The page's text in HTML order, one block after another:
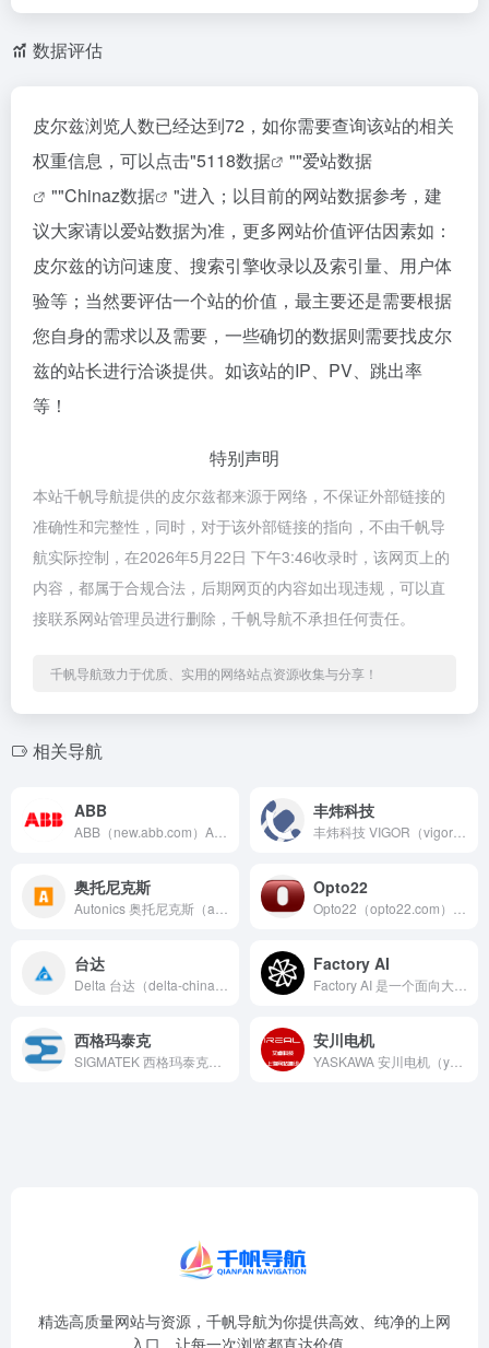
数据评估
皮尔兹浏览人数已经达到72，如你需要查询该站的相关
权重信息，可以点击"5118数据 ""爱站数据
""Chinaz数据
"进入；以目前的网站数据参考，建
议大家请以爱站数据为准，更多网站价值评估因素如：
皮尔兹的访问速度、搜索引擎收录以及索引量、用户体
验等；当然要评估一个站的价值，最主要还是需要根据
您自身的需求以及需要，一些确切的数据则需要找皮尔
兹的站长进行洽谈提供。如该站的IP、PV、跳出率
等！
特别声明
本站千帆导航提供的皮尔兹都来源于网络，不保证外部链接的
准确性和完整性，同时，对于该外部链接的指向，不由千帆导
航实际控制，在2026年5月22日 下午3:46收录时，该网页上的
内容，都属于合规合法，后期网页的内容如出现违规，可以直
接联系网站管理员进行删除，千帆导航不承担任何责任。
千帆导航致力于优质、实用的网络站点资源收集与分享！
相关导航
ABB 丰炜科技
奥托尼克斯 Opto22
台达 Factory AI
西格玛泰克 安川电机
精选高质量网站与资源，千帆导航为你提供高效、纯净的上网
入口，让每一次浏览都直达价值。